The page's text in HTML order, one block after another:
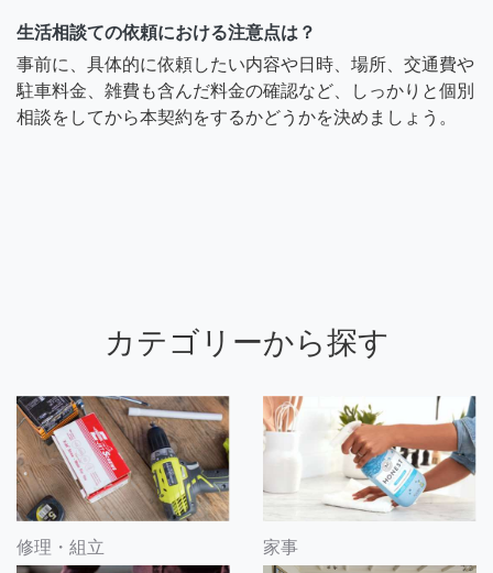
生活相談ての依頼における注意点は？
事前に、具体的に依頼したい内容や日時、場所、交通費や
駐車料金、雑費も含んだ料金の確認など、しっかりと個別
相談をしてから本契約をするかどうかを決めましょう。
カテゴリーから探す
修理・組立 家事